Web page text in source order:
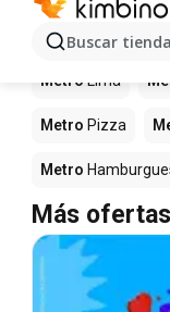
Buscar
término.
Más
Metro Lima
Metro Pizza
Metro
Más